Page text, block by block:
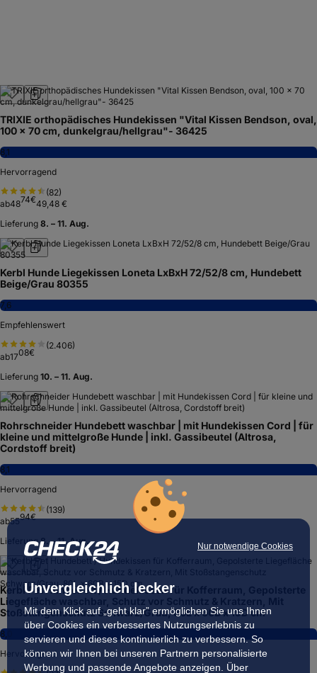
Nur notwendige Cookies
Unvergleichlich lecker
Mit dem Klick auf „geht klar” ermöglichen Sie uns Ihnen
über Cookies ein verbessertes Nutzungserlebnis zu
servieren und dieses kontinuierlich zu verbessern. So
können wir Ihnen bei unseren Partnern personalisierte
Werbung und passende Angebote anzeigen. Über
TRIXIE orthopädisches Hundekissen "Vital Kissen Bendson, oval,
100 × 70 cm, dunkelgrau/hellgrau"- 36425
8,1
Hervorragend
(82)
ab4874€49,48 €
Lieferung 8. – 11. Aug.
Kerbl Hunde Liegekissen Loneta LxBxH 72/52/8 cm, Hundebett
Beige/Grau 80355
7,6
Empfehlenswert
(2.406)
ab1708€
Lieferung 10. – 11. Aug.
Rohrschneider Hundebett waschbar | mit Hundekissen Cord | für
kleine und mittelgroße Hunde | inkl. Gassibeutel (Altrosa,
Cordstoff breit)
8,1
Hervorragend
(139)
ab5594€
Lieferung 8. – 11. Aug.
Kerbl Pet Hundebett / Hundekissen für Kofferraum, Gepolsterte
Liegefläche waschbar, Schutz vor Schmutz & Kratzern, Mit
Stoßstangenschutz Schwarz/Grau, 80L x 60B x 15D cm
8,0
Hervorragend